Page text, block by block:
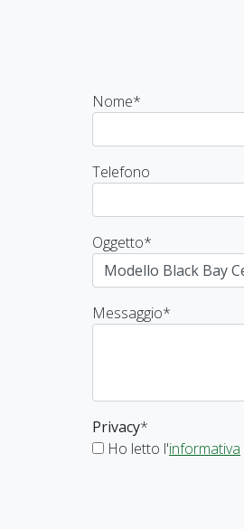
Nome*
Telefono
Oggetto*
Messaggio*
Privacy*
Ho letto l'informativa